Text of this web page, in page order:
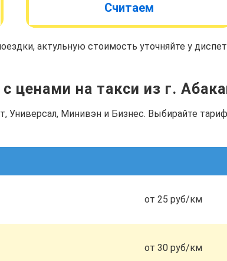
Считаем
актульную стоимость уточняйте у
ценами на такси из г.
Минивэн и Бизнес. Выбирайте
от 25 руб/км
от 30 руб/км